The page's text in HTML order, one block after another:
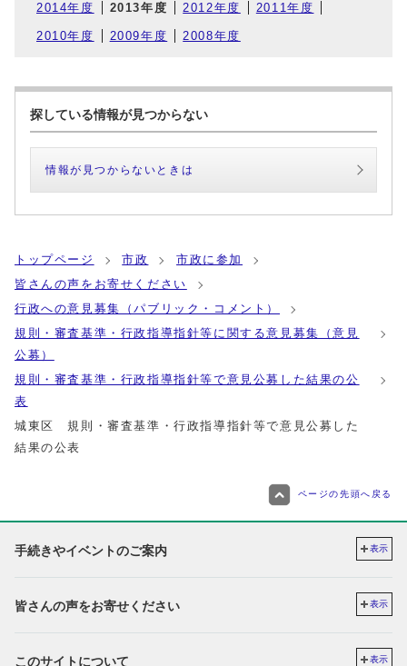
2014年度 2013年度 2012年度 2011年度
2010年度 2009年度 2008年度
探している情報が見つからない
情報が見つからないときは
トップページ 市政
市政に参加
皆さんの声をお寄せください
行政への意見募集（パブリック・コメント）
規則・審査基準・行政指導指針等に関する意見募集（意見
公募）
規則・審査基準・行政指導指針等で意見公募した結果の公
表
城東区 規則・審査基準・行政指導指針等で意見公募した
結果の公表
ページの先頭へ戻る
手続きやイベントのご案内 表示
皆さんの声をお寄せください 表示
このサイトについて 表示